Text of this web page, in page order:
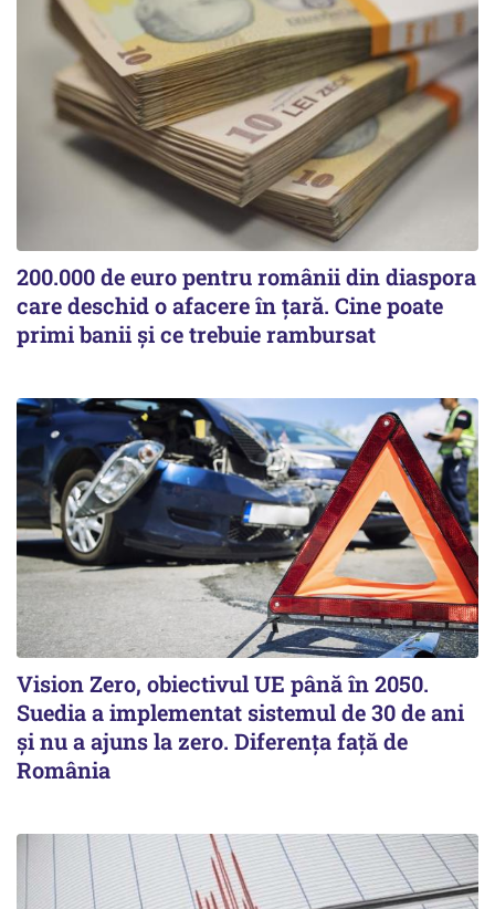
200.000 de euro pentru românii din diaspora
care deschid o afacere în țară. Cine poate
primi banii și ce trebuie rambursat
Vision Zero, obiectivul UE până în 2050.
Suedia a implementat sistemul de 30 de ani
şi nu a ajuns la zero. Diferenţa faţă de
România